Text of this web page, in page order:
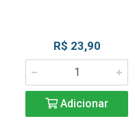
R$ 23,90
Adicionar